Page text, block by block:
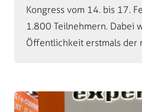
Kongress vom 14. bis 17.
1.800 Teilnehmern. Dabei
Öffentlichkeit erstmals der